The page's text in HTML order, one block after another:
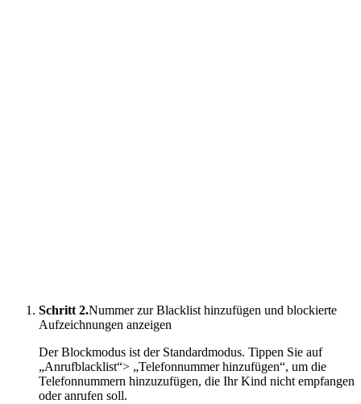
Schritt 2.Nummer zur Blacklist hinzufügen und blockierte
Aufzeichnungen anzeigen
Der Blockmodus ist der Standardmodus. Tippen Sie auf
„Anrufblacklist“> „Telefonnummer hinzufügen“, um die
Telefonnummern hinzuzufügen, die Ihr Kind nicht empfangen
oder anrufen soll.